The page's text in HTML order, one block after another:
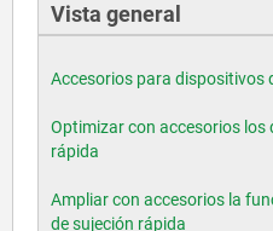
Vista general
Accesorios para dispositivos
Optimizar con accesorios los
rápida
Ampliar con accesorios la
de sujeción rápida